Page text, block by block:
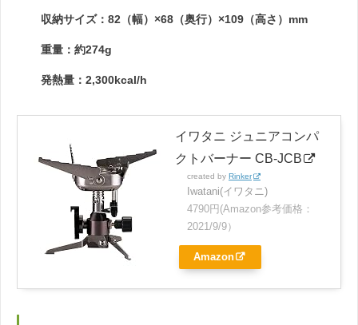
収納サイズ：82（幅）×68（奥行）×109（高さ）mm
重量：約274g
発熱量：2,300kcal/h
イワタニ ジュニアコンパ
クトバーナー CB-JCB
created by Rinker
Iwatani(イワタニ)
4790円(Amazon参考価格：
2021/9/9）
Amazon